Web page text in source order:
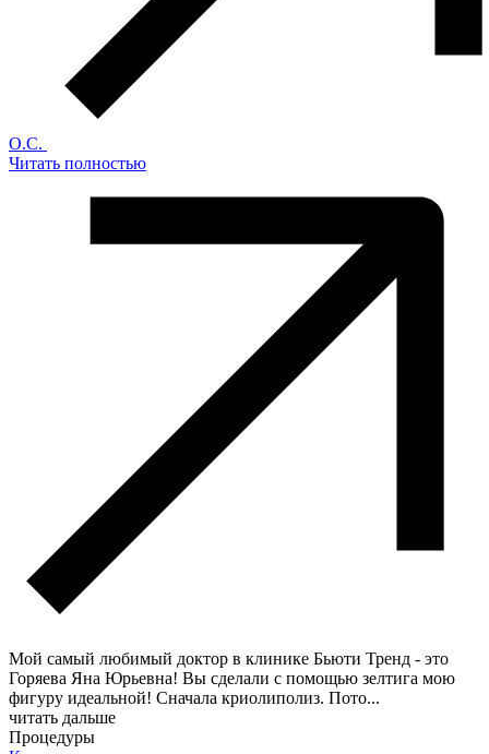
О.С.
Читать полностью
Мой самый любимый доктор в клинике Бьюти Тренд - это
Горяева Яна Юрьевна! Вы сделали с помощью зелтига мою
фигуру идеальной! Сначала криолиполиз. Пото...
читать дальше
Процедуры